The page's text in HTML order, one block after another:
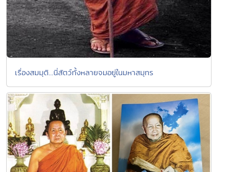
เรื่องสมมุติ...นี่สัตว์ทั้งหลายจมอยู่ในมหาสมุทร